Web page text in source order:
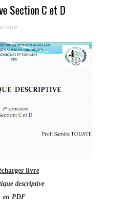
Section C et D
livre
descriptive
en PDF